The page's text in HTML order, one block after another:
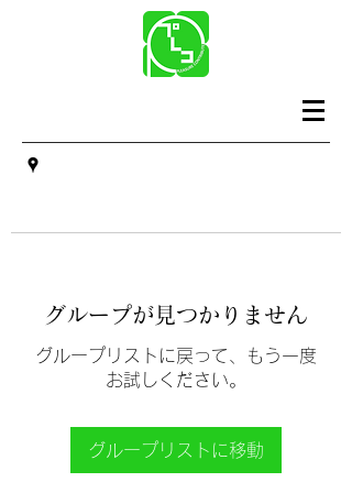
グループが見つかりません
グループリストに戻って、もう一度
お試しください。
グループリストに移動